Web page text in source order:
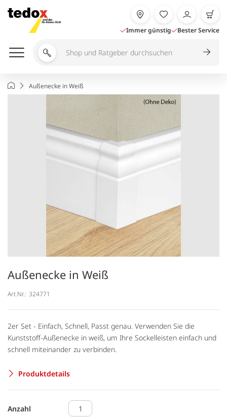
Inhalt
springen
Immer günstig Bester Service
Shop
Ratgeber
durchsuchen
StartseiteAußenecke in Weiß
Außenecke in Weiß
Art.Nr.: 324771
2er Set - Einfach, Schnell, Passt genau. Verwenden Sie die
Kunststoff-Außenecke in weiß, um Ihre Sockelleisten einfach und
schnell miteinander zu verbinden.
Produktdetails
Anzahl